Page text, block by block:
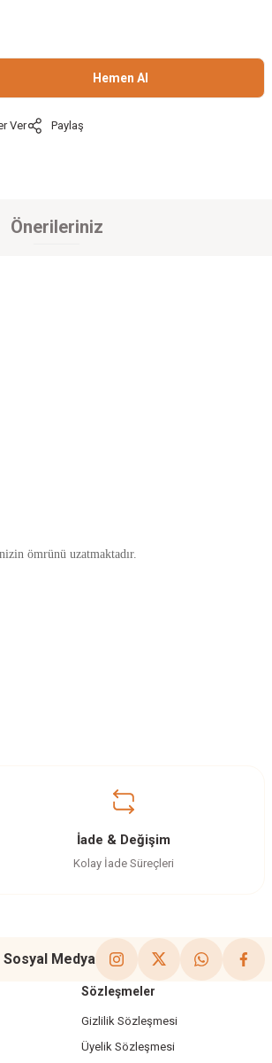
Hemen Al
Ver Paylaş
Önerileriniz
ömrünü uzatmaktadır.
İade & Değişim
Kolay İade Süreçleri
Sosyal Medya
Sözleşmeler
Gizlilik Sözleşmesi
Üyelik Sözleşmesi